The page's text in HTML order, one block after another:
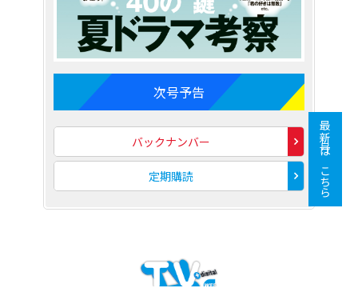
次号予告
バックナンバー
定期購読 最新号はこちら